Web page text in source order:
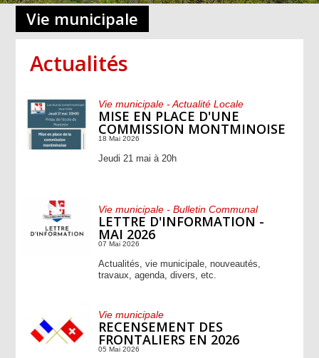
Vie municipale
Actualités
Vie municipale - Actualité Locale
MISE EN PLACE D'UNE
COMMISSION MONTMINOISE
18 Mai 2026
Jeudi 21 mai à 20h
Vie municipale - Bulletin Communal
LETTRE D'INFORMATION -
MAI 2026
07 Mai 2026
Actualités, vie municipale, nouveautés,
travaux, agenda, divers, etc.
Vie municipale
RECENSEMENT DES
FRONTALIERS EN 2026
05 Mai 2026